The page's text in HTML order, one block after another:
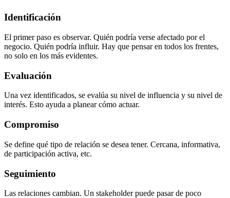
Identificación
El primer paso es observar. Quién podría verse afectado por el
negocio. Quién podría influir. Hay que pensar en todos los frentes,
no solo en los más evidentes.
Evaluación
Una vez identificados, se evalúa su nivel de influencia y su nivel de
interés. Esto ayuda a planear cómo actuar.
Compromiso
Se define qué tipo de relación se desea tener. Cercana, informativa,
de participación activa, etc.
Seguimiento
Las relaciones cambian. Un stakeholder puede pasar de poco